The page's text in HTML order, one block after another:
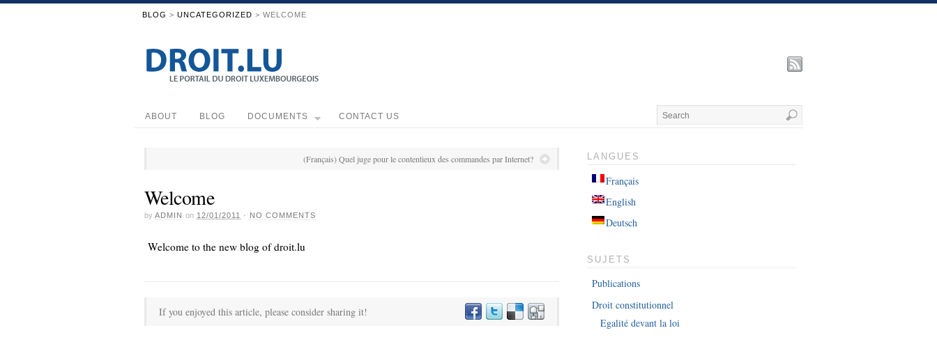
BLOG > UNCATEGORIZED > WELCOME
ABOUT BLOG DOCUMENTS CONTACT US
(Français) Quel juge pour le contentieux des commandes par Internet?
Welcome
by ADMIN on 12/01/2011 · NO COMMENTS
Welcome to the new blog of droit.lu
If you enjoyed this article, please consider sharing it!
LANGUES
Français
English
Deutsch
SUJETS
Publications
Droit constitutionnel
Egalité devant la loi